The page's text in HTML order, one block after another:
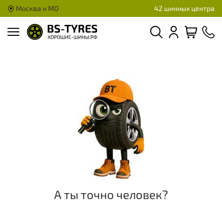
Москва и МО 42 шинных центра
А ты точно человек?